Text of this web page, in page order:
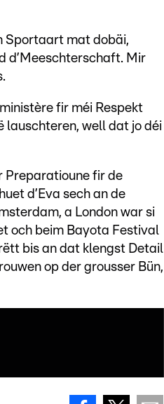
Sportaart mat dobäi,
d’Meeschterschaft. Mir
fir méi Respekt
lauschteren, well dat jo déi
Preparatioune fir de
d’Eva sech an de
a London war si
och beim Bayota Festival
bis an dat klengst Detail
op der grousser Bün,